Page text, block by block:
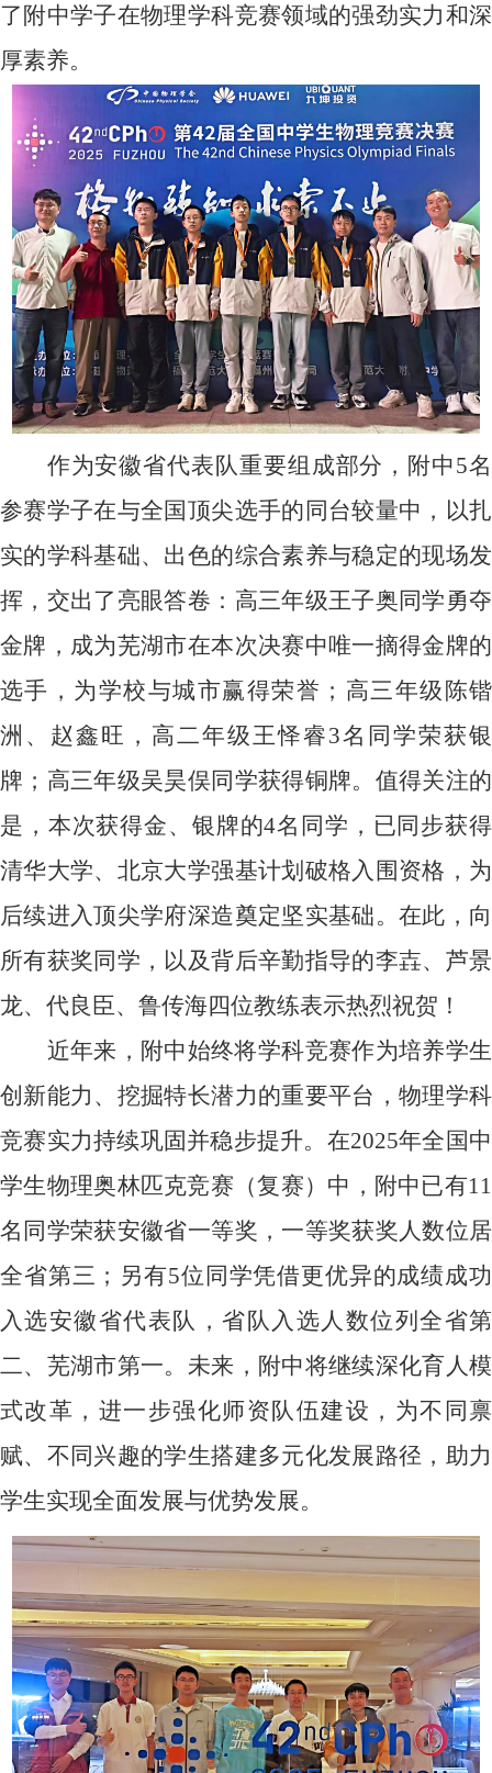
了附中学子在物理学科竞赛领域的强劲实力和深
厚素养。
作为安徽省代表队重要组成部分，附中5名
参赛学子在与全国顶尖选手的同台较量中，以扎
实的学科基础、出色的综合素养与稳定的现场发
挥，交出了亮眼答卷：高三年级王子奥同学勇夺
金牌，成为芜湖市在本次决赛中唯一摘得金牌的
选手，为学校与城市赢得荣誉；高三年级陈锴
洲、赵鑫旺，高二年级王怿睿3名同学荣获银
牌；高三年级吴昊俣同学获得铜牌。值得关注的
是，本次获得金、银牌的4名同学，已同步获得
清华大学、北京大学强基计划破格入围资格，为
后续进入顶尖学府深造奠定坚实基础。在此，向
所有获奖同学，以及背后辛勤指导的李壵、芦景
龙、代良臣、鲁传海四位教练表示热烈祝贺！
近年来，附中始终将学科竞赛作为培养学生
创新能力、挖掘特长潜力的重要平台，物理学科
竞赛实力持续巩固并稳步提升。在2025年全国中
学生物理奥林匹克竞赛（复赛）中，附中已有11
名同学荣获安徽省一等奖，一等奖获奖人数位居
全省第三；另有5位同学凭借更优异的成绩成功
入选安徽省代表队，省队入选人数位列全省第
二、芜湖市第一。未来，附中将继续深化育人模
式改革，进一步强化师资队伍建设，为不同禀
赋、不同兴趣的学生搭建多元化发展路径，助力
学生实现全面发展与优势发展。